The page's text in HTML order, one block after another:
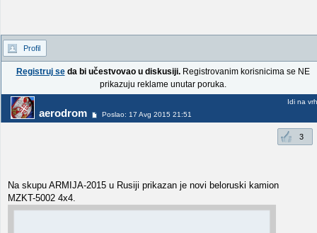
Profil
Registruj seda bi učestvovao u diskusiji.Registrovanim korisnicima se NE
prikazuju reklame unutar poruka.
aerodrom Poslao: 17 Avg 2015 21:51
Idi na vrh
3
Na skupu ARMIJA-2015 u Rusiji prikazan je novi beloruski kamion
MZKT-5002 4x4.